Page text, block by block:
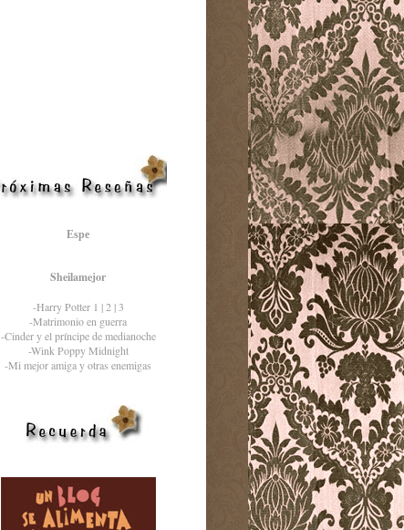
Espe
Sheilamejor
-Harry Potter 1 | 2 | 3
-Matrimonio en guerra
-Cinder y el príncipe de medianoche
-Wink Poppy Midnight
-Mi mejor amiga y otras enemigas